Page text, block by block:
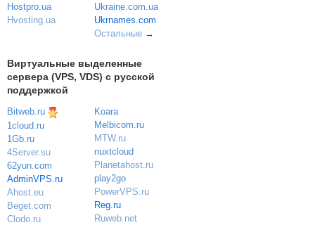
Hostpro.ua
Hvosting.ua
Ukraine.com.ua
Ukrnames.com
Остальные→
Виртуальные выделенные
сервера (VPS, VDS) с русской
поддержкой
Bitweb.ru
1cloud.ru
1Gb.ru
4Server.su
62yun.com
AdminVPS.ru
Ahost.eu
Beget.com
Clodo.ru
Koara
Melbicom.ru
MTW.ru
nuxtcloud
Planetahost.ru
play2go
PowerVPS.ru
Reg.ru
Ruweb.net